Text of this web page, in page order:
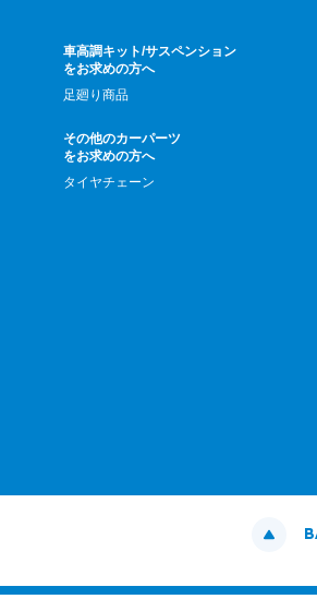
車高調キット/サスペンション
をお求めの方へ
足廻り商品
その他のカーパーツ
をお求めの方へ
タイヤチェーン